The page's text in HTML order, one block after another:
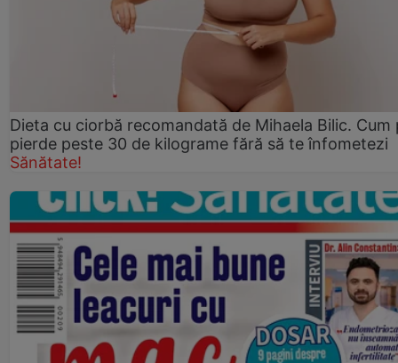
Dieta cu ciorbă recomandată de Mihaela Bilic. Cum
pierde peste 30 de kilograme fără să te înfometezi
Sănătate!